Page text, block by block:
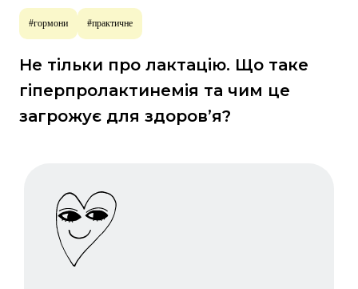
#гормони #практичне
Не тільки про лактацію. Що таке
гіперпролактинемія та чим це
загрожує для здоров’я?